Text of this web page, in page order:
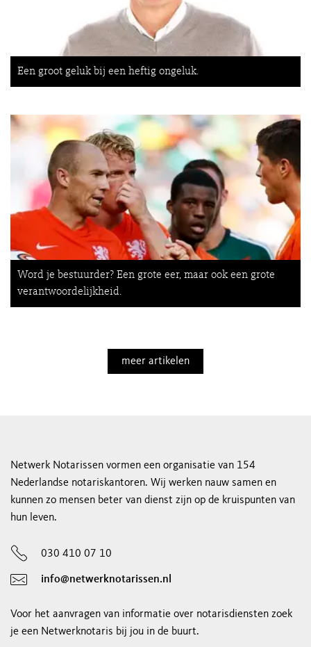
Een groot geluk bij een heftig ongeluk.
Word je bestuurder? Een grote eer, maar ook een grote
verantwoordelijkheid.
meer artikelen
Netwerk Notarissen vormen een organisatie van 154
Nederlandse notariskantoren. Wij werken nauw samen en
kunnen zo mensen beter van dienst zijn op de kruispunten van
hun leven.
030 410 07 10
info@netwerknotarissen.nl
Voor het aanvragen van informatie over notarisdiensten zoek
je een Netwerknotaris bij jou in de buurt.